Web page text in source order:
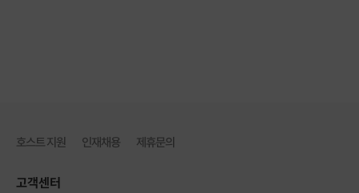
호스트 지원 인재채용 제휴문의
고객센터